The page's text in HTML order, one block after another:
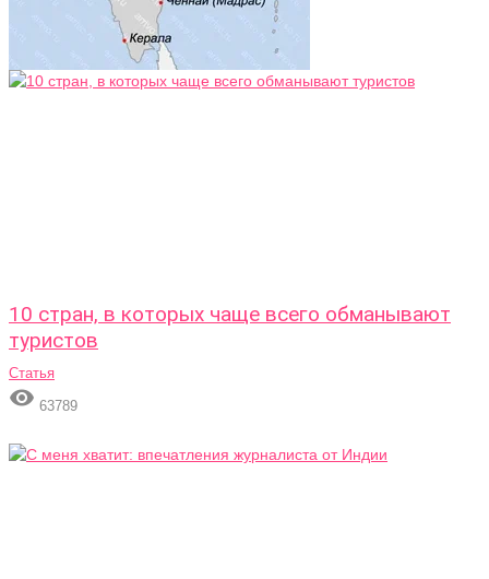
10 стран, в которых чаще всего обманывают
туристов
Статья
 63789